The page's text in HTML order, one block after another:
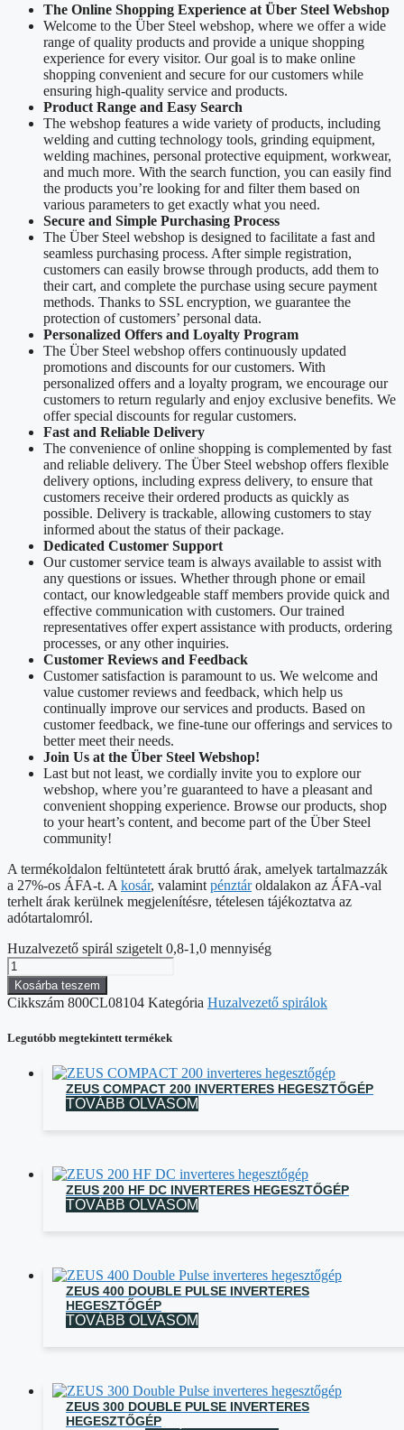
The Online Shopping Experience at Über Steel Webshop
Welcome to the Über Steel webshop, where we offer a wide
range of quality products and provide a unique shopping
experience for every visitor. Our goal is to make online
shopping convenient and secure for our customers while
ensuring high-quality service and products.
Product Range and Easy Search
The webshop features a wide variety of products, including
welding and cutting technology tools, grinding equipment,
welding machines, personal protective equipment, workwear,
and much more. With the search function, you can easily find
the products you’re looking for and filter them based on
various parameters to get exactly what you need.
Secure and Simple Purchasing Process
The Über Steel webshop is designed to facilitate a fast and
seamless purchasing process. After simple registration,
customers can easily browse through products, add them to
their cart, and complete the purchase using secure payment
methods. Thanks to SSL encryption, we guarantee the
protection of customers’ personal data.
Personalized Offers and Loyalty Program
The Über Steel webshop offers continuously updated
promotions and discounts for our customers. With
personalized offers and a loyalty program, we encourage our
customers to return regularly and enjoy exclusive benefits. We
offer special discounts for regular customers.
Fast and Reliable Delivery
The convenience of online shopping is complemented by fast
and reliable delivery. The Über Steel webshop offers flexible
delivery options, including express delivery, to ensure that
customers receive their ordered products as quickly as
possible. Delivery is trackable, allowing customers to stay
informed about the status of their package.
Dedicated Customer Support
Our customer service team is always available to assist with
any questions or issues. Whether through phone or email
contact, our knowledgeable staff members provide quick and
effective communication with customers. Our trained
representatives offer expert assistance with products, ordering
processes, or any other inquiries.
Customer Reviews and Feedback
Customer satisfaction is paramount to us. We welcome and
value customer reviews and feedback, which help us
continually improve our services and products. Based on
customer feedback, we fine-tune our offerings and services to
better meet their needs.
Join Us at the Über Steel Webshop!
Last but not least, we cordially invite you to explore our
webshop, where you’re guaranteed to have a pleasant and
convenient shopping experience. Browse our products, shop
to your heart’s content, and become part of the Über Steel
community!
A termékoldalon feltüntetett árak bruttó árak, amelyek tartalmazzák
a 27%-os ÁFA-t. A kosár, valamint pénztároldalakon az ÁFA-val
terhelt árak kerülnek megjelenítésre, tételesen tájékoztatva az
adótartalomról.
Huzalvezető spirál szigetelt 0,8-1,0 mennyiség
Kosárba teszem
Cikkszám 800CL08104 Kategória Huzalvezető spirálok
Legutóbb megtekintett termékek
ZEUS COMPACT 200 INVERTERES HEGESZTŐGÉP
TOVÁBB OLVASOM
ZEUS 200 HF DC INVERTERES HEGESZTŐGÉP
TOVÁBB OLVASOM
ZEUS 400 DOUBLE PULSE INVERTERES
HEGESZTŐGÉP
TOVÁBB OLVASOM
ZEUS 300 DOUBLE PULSE INVERTERES
HEGESZTŐGÉP